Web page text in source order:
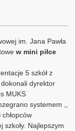
im. Jana Pawła
w mini piłce
5 szkół z
dyrektor
MUKS
systemem ,,
Najlepszym